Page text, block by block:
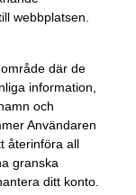
webbplatsen.
där de
information,
och
Användaren
återinföra all
granska
ditt konto.